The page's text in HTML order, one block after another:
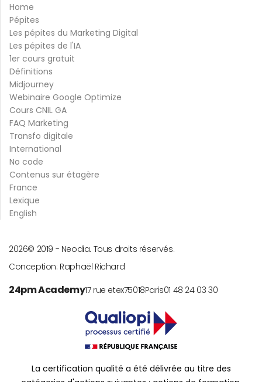
Home
Pépites
Les pépites du Marketing Digital
Les pépites de l'IA
1er cours gratuit
Définitions
Midjourney
Webinaire Google Optimize
Cours CNIL GA
FAQ Marketing
Transfo digitale
International
No code
Contenus sur étagère
France
Lexique
English
© 2019 -
2026
Neodia. Tous droits réservés.
Conception: Raphaël Richard
24pm Academy17 rue etex75018Paris01 48 24 03 30
La certification qualité a été délivrée au titre des